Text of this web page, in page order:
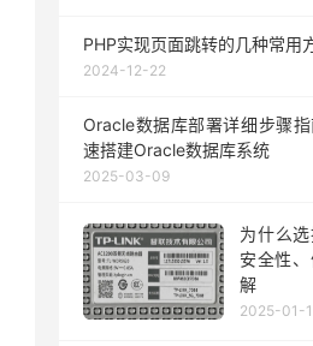
PHP实现页面跳转的几种常用
2024-12-22
Oracle数据库部署详细步骤
速搭建Oracle数据库系统
2025-03-09
为什么选
安全性
解
2025-01-